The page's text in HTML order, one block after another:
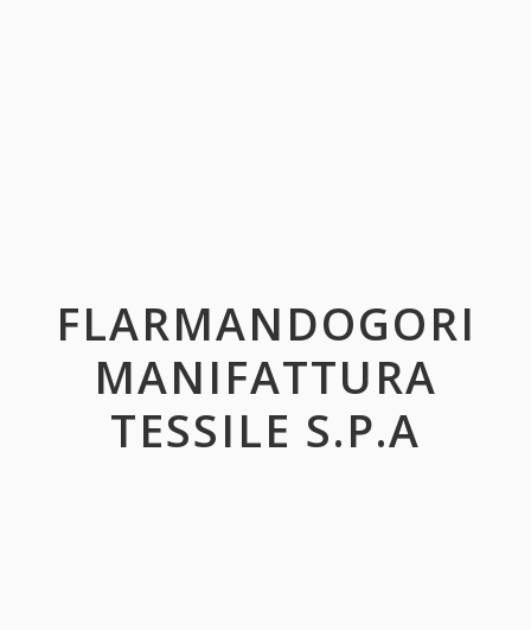
FLARMANDOGORI
MANIFATTURA
TESSILE S.P.A